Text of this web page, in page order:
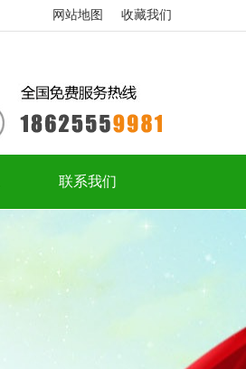
网站地图 收藏我们
联系我们